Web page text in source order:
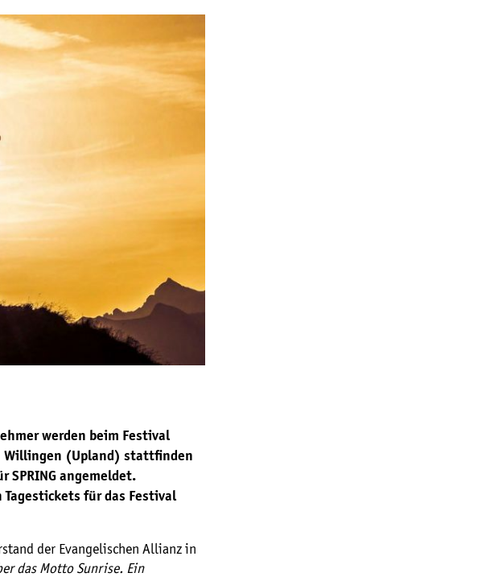
werden beim Festival
Willingen (Upland) stattfinden
SPRING angemeldet.
für das Festival
der Evangelischen Allianz in
das Motto Sunrise. Ein